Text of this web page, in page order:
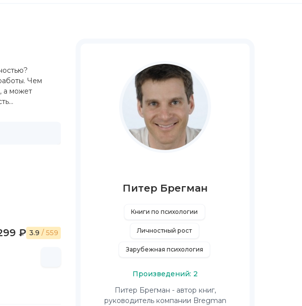
Чем
а может
₽ 3.9 / 559
Питер Брегман
Книги по психологии
Личностный рост
Зарубежная психология
Произведений: 2
Питер Брегман - автор книг,
руководитель компании Bregman